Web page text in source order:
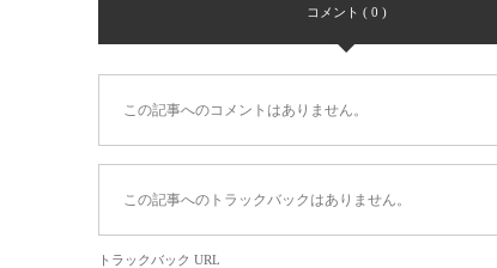
コメント ( 0 )
この記事へのコメントはありません。
この記事へのトラックバックはありません。
トラックバック URL